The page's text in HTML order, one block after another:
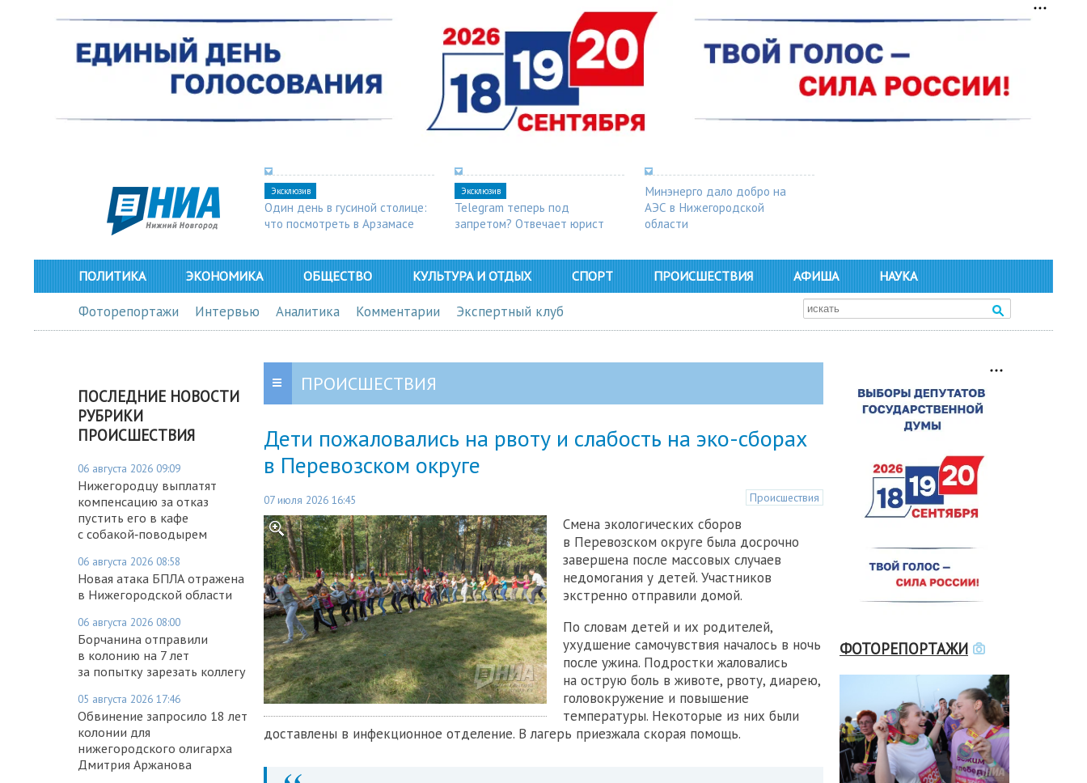
Эксклюзив
Один день в гусиной столице:
что посмотреть в Арзамасе
Эксклюзив
Telegram теперь под
запретом? Отвечает юрист
Минэнерго дало добро на
АЭС в Нижегородской
области
ПОЛИТИКА ЭКОНОМИКА ОБЩЕСТВО КУЛЬТУРА И ОТДЫХ СПОРТ ПРОИСШЕСТВИЯ АФИША НАУКА
Фоторепортажи Интервью Аналитика Комментарии Экспертный клуб
ПОСЛЕДНИЕ НОВОСТИ
РУБРИКИ
ПРОИСШЕСТВИЯ
06 августа 2026 09:09
Нижегородцу выплатят
компенсацию за отказ
пустить его в кафе
с собакой‑поводырем
06 августа 2026 08:58
Новая атака БПЛА отражена
в Нижегородской области
06 августа 2026 08:00
Борчанина отправили
в колонию на 7 лет
за попытку зарезать коллегу
05 августа 2026 17:46
Обвинение запросило 18 лет
колонии для
нижегородского олигарха
Дмитрия Аржанова
ПРОИСШЕСТВИЯ
Дети пожаловались на рвоту и слабость на эко-сборах
в Перевозском округе
07 июля 2026 16:45 Происшествия
Смена экологических сборов
в Перевозском округе была досрочно
завершена после массовых случаев
недомогания у детей. Участников
экстренно отправили домой.
По словам детей и их родителей,
ухудшение самочувствия началось в ночь
после ужина. Подростки жаловались
на острую боль в животе, рвоту, диарею,
головокружение и повышение
температуры. Некоторые из них были
доставлены в инфекционное отделение. В лагерь приезжала скорая помощь.
ФОТОРЕПОРТАЖИ